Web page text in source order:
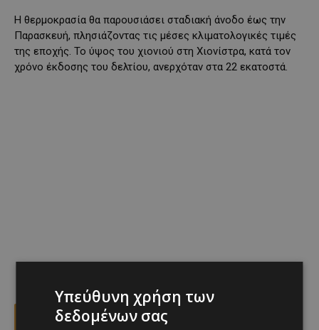
Η θερμοκρασία θα παρουσιάσει σταδιακή άνοδο έως την
Παρασκευή, πλησιάζοντας τις μέσες κλιματολογικές τιμές
της εποχής. Το ύψος του χιονιού στη Χιονίστρα, κατά τον
χρόνο έκδοσης του δελτίου, ανερχόταν στα 22 εκατοστά.
Facebook X
Υπεύθυνη χρήση των
δεδομένων σας